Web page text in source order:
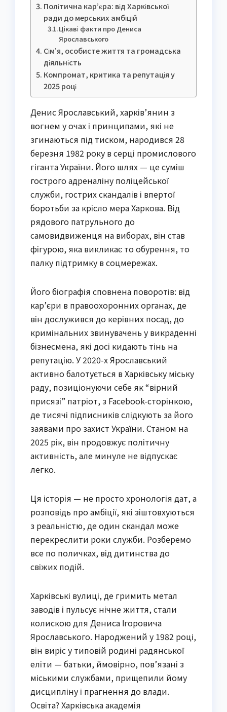
Політична кар’єра: від Харківської
ради до мерських амбіцій
Цікаві факти про Дениса
Ярославського
Сім’я, особисте життя та громадська
діяльність
Компромат, критика та репутація у
2025 році
Денис Ярославський, харків’янин з
вогнем у очах і принципами, які не
згинаються під тиском, народився 28
березня 1982 року в серці промислового
гіганта України. Його шлях — це суміш
гострого адреналіну поліцейської
служби, гострих скандалів і впертої
боротьби за крісло мера Харкова. Від
рядового патрульного до
самовидвиженця на виборах, він став
фігурою, яка викликає то обурення, то
палку підтримку в соцмережах.
Його біографія сповнена поворотів: від
кар’єри в правоохоронних органах, де
він дослужився до керівних посад, до
кримінальних звинувачень у викраденні
бізнесмена, які досі кидають тінь на
репутацію. У 2020-х Ярославський
активно балотується в Харківську міську
раду, позиціонуючи себе як “вірний
присязі” патріот, з Facebook-сторінкою,
де тисячі підписників слідкують за його
заявами про захист України. Станом на
2025 рік, він продовжує політичну
активність, але минуле не відпускає
легко.
Ця історія — не просто хронологія дат, а
розповідь про амбіції, які зіштовхуються
з реальністю, де один скандал може
перекреслити роки служби. Розберемо
все по поличках, від дитинства до
свіжих подій.
Харківські вулиці, де гримить метал
заводів і пульсує нічне життя, стали
колискою для Дениса Ігоровича
Ярославського. Народжений у 1982 році,
він виріс у типовій родині радянської
еліти — батьки, ймовірно, пов’язані з
міськими службами, прищепили йому
дисципліну і прагнення до влади.
Освіта? Харківська академія